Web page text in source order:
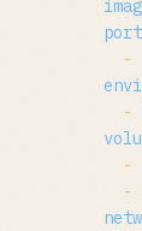
-
-
-
-